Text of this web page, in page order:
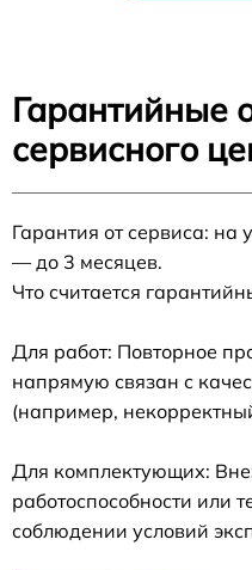
Гарантийные
сервисного
Гарантия от сервиса: на
— до 3 месяцев.
Что считается
Для работ: Повторное
напрямую связан с
(например,
Для комплектующих:
работоспособности или
соблюдении условий